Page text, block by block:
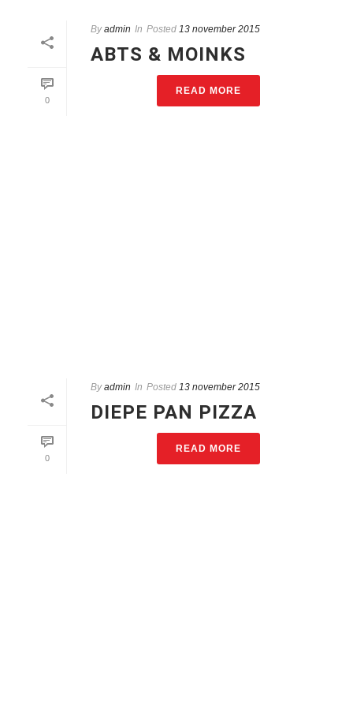
0
By admin In Posted 13 november 2015
ABTS & MOINKS
READ MORE
0
By admin In Posted 13 november 2015
DIEPE PAN PIZZA
READ MORE